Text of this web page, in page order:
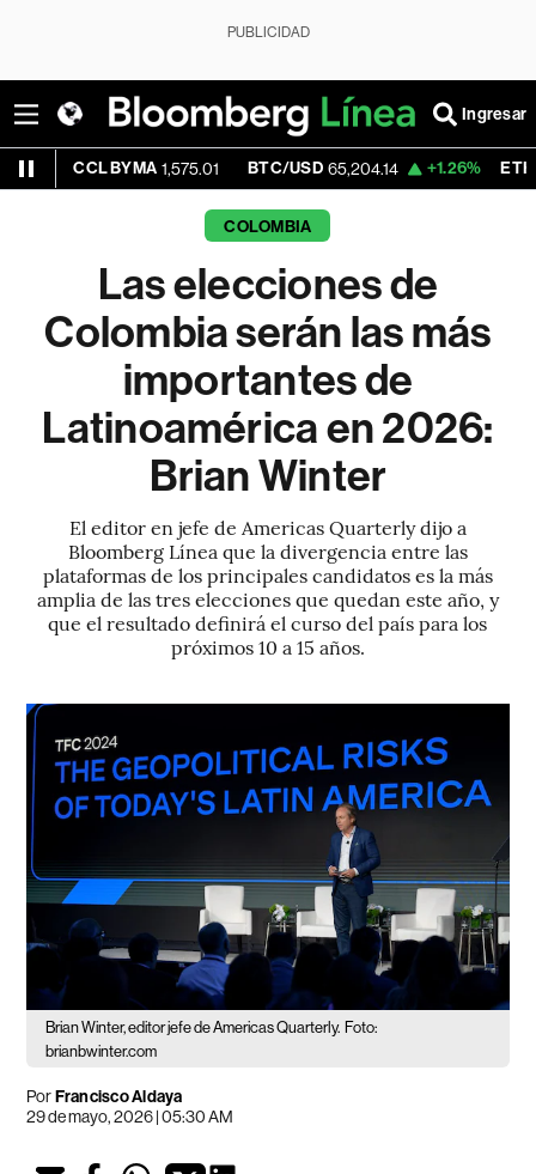
PUBLICIDAD
Ingresar
1,575.01 BTC/USD 65,204.14 +1.26% ETH/USD
COLOMBIA
Las elecciones de
Colombia serán las más
importantes de
Latinoamérica en 2026:
Brian Winter
El editor en jefe de Americas Quarterly dijo a
Bloomberg Línea que la divergencia entre las
plataformas de los principales candidatos es la más
amplia de las tres elecciones que quedan este año, y
que el resultado definirá el curso del país para los
próximos 10 a 15 años.
Brian Winter, editor jefe de Americas Quarterly. Foto:
brianbwinter.com
PorFrancisco Aldaya
29 de mayo, 2026 | 05:30 AM